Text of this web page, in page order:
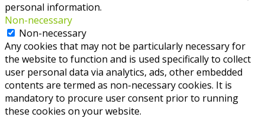
personal information.
Non-necessary
Non-necessary
Any cookies that may not be particularly necessary for
the website to function and is used specifically to collect
user personal data via analytics, ads, other embedded
contents are termed as non-necessary cookies. It is
mandatory to procure user consent prior to running
these cookies on your website.